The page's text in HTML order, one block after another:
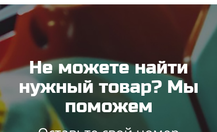
Не можете найти
нужный товар? Мы
поможем